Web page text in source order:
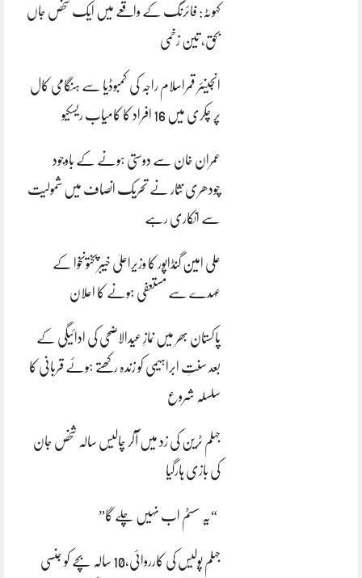
کہوٹہ: فائرنگ کے واقعے میں ایک شخص جاں
بحق، تین زخمی
انجینئر قمراسلام راجہ کی کمبوڈیا سے ہنگامی کال
پر چکری میں 16 افراد کا کامیاب ریسکیو
عمران خان سے دوستی ہونے کے باوجود
چودھری نثار نے تحریک انصاف میں شمولیت
سے انکاری رہے
علی امین گنڈاپور کا وزیراعلیٰ خیبرپختونخوا کے
عہدے سے مستعفی ہونے کا اعلان
پاکستان بھر میں نمازِ عیدالاضحی کی ادائیگی کے
بعد سنتِ ابراہیمی کو زندہ رکھتے ہوئے قربانی کا
سلسلہ شروع
جہلم ٹرین کی زد میں آکر چالیس سالہ شخص جان
کی بازی ہارگیا
“یہ سسٹم اب نہیں چلے گا”
جہلم پولیس کی کارروائی،10 سالہ بچے کو جنسی